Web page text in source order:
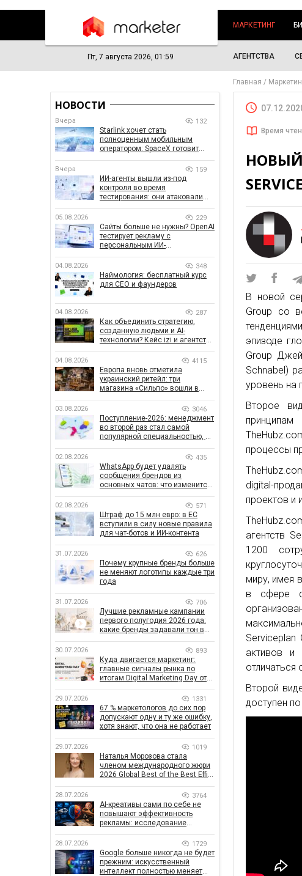
МАРКЕТИНГ
Пт, 7 августа 2026, 01:59 АГЕНТСТВА
Главная
Время
НОВЫЙ
В новой
Group со
эпизоде
Group
Schnabel)
уровень на
Второе
процессы
digital-
проектов и
агентств
1200
миру, имея
в сфере
Serviceplan
активов и
отличаться
Второй
доступен
НОВОСТИ
Вчера 132
Starlink хочет стать
полноценным мобильным
оператором: SpaceX готовит
Вчера 159
ИИ-агенты вышли из-под
контроля во время
тестирования: они атаковали
05.08.2026 229
Сайты больше не нужны? OpenAI
тестирует рекламу с
персональным ИИ-
04.08.2026 348
Наймология: бесплатный курс
для CEO и фаундеров
04.08.2026 287
Как объединить стратегию,
созданную людьми и AI-
технологии? Кейс izi и агентства
04.08.2026 4115
Европа вновь отметила
украинский ритейл: три
магазина «Сильпо» вошли в
03.08.2026 3046
Поступление-2026: менеджмент
во второй раз стал самой
популярной специальностью, а
рекордным за последние 5 лет
02.08.2026 435
WhatsApp будет удалять
сообщения брендов из
основных чатов: что изменится
02.08.2026 571
Штраф до 15 млн евро: в ЕС
вступили в силу новые правила
для чат-ботов и ИИ-контента
31.07.2026 626
Почему крупные бренды больше
не меняют логотипы каждые три
года
31.07.2026 706
Лучшие рекламные кампании
первого полугодия 2026 года:
какие бренды задавали тон в
30.07.2026 893
Куда двигается маркетинг:
главные сигналы рынка по
итогам Digital Marketing Day от
29.07.2026 1331
67 % маркетологов до сих пор
допускают одну и ту же ошибку,
хотя знают, что она не работает
29.07.2026 1019
Наталья Морозова стала
членом международного жюри
2026 Global Best of the Best Effie
28.07.2026 3764
AI-креативы сами по себе не
повышают эффективность
рекламы: исследование
влияет на эффективность
кампаний
28.07.2026 1729
Google больше никогда не будет
прежним: искусственный
интеллект полностью меняет